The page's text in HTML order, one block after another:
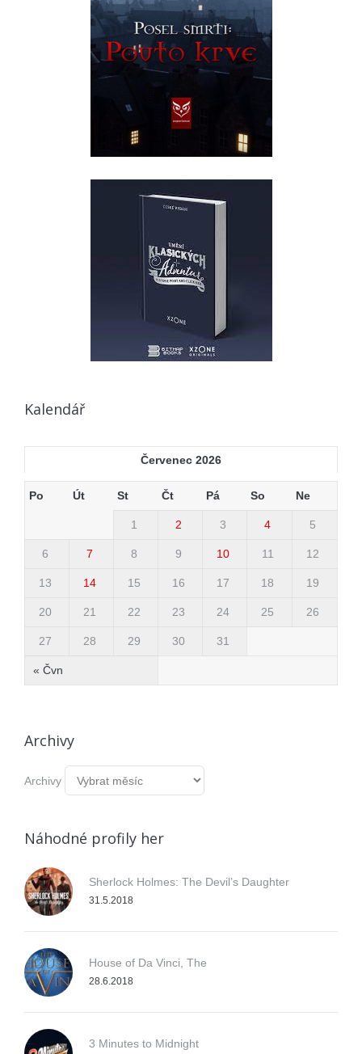
Kalendář
Červenec 2026
Po Út St Čt Pá So Ne
« Čvn
1 2 3 4 5
6 7 8 9 10 11 12
13 14 15 16 17 18 19
20 21 22 23 24 25 26
27 28 29 30 31
Archivy
Archivy
Náhodné profily her
Sherlock Holmes: The Devil’s Daughter
31.5.2018
House of Da Vinci, The
28.6.2018
3 Minutes to Midnight